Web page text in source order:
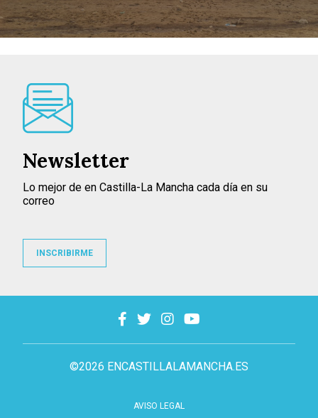
©2026 ENCASTILLALAMANCHA.ES
AVISO LEGAL
Newsletter
Lo mejor de en Castilla-La Mancha cada día en su
correo
INSCRIBIRME